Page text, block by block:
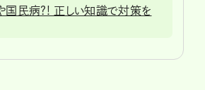
国民病?! 正しい知識で対策を